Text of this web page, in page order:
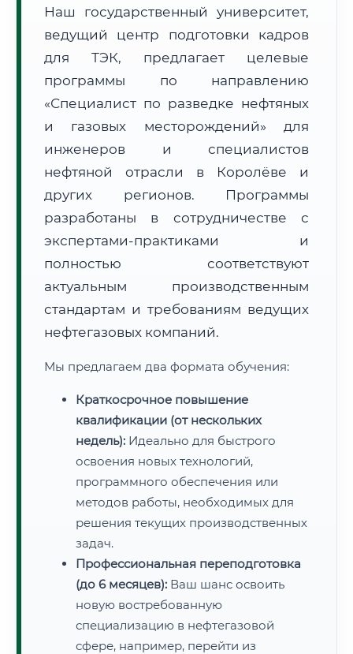
Расчет логистики оригиналов:
• Маршрут транзита: ~2 794 км
• Экспресс-доставка СДЭК / Почтой: 4–6 рабочих дней
📜 Документы и аккредитация ФИС ФРДО
🔍 Нажмите на документ для увеличения и просмотра
Наш государственный университет,
ведущий центр подготовки кадров
для ТЭК, предлагает целевые
программы по направлению
«Специалист по разведке нефтяных
и газовых месторождений» для
инженеров и специалистов
нефтяной отрасли в Королёве и
других регионов. Программы
разработаны в сотрудничестве с
экспертами-практиками и
полностью соответствуют
актуальным производственным
стандартам и требованиям ведущих
нефтегазовых компаний.
Мы предлагаем два формата обучения:
Краткосрочное повышение
квалификации (от нескольких
недель): Идеально для быстрого
освоения новых технологий,
программного обеспечения или
методов работы, необходимых для
решения текущих производственных
задач.
Профессиональная переподготовка
(до 6 месяцев): Ваш шанс освоить
новую востребованную
специализацию в нефтегазовой
сфере, например, перейти из